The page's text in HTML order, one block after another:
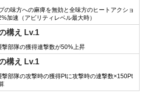
の味方への麻痺を無効と全味方のヒートアクショ
加速（アビリティレベル最大時）
構え Lv.1
撃部隊の獲得連撃数が50%上昇
構え Lv.1
撃部隊の攻撃時の獲得Ptに攻撃時の連撃数×150Pt